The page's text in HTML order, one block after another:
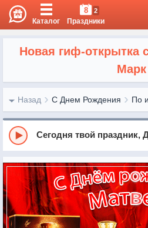
Каталог
8 2
Праздники
Новая гиф-открытка
Марк
Назад С Днем Рождения По
Сегодня твой праздник,